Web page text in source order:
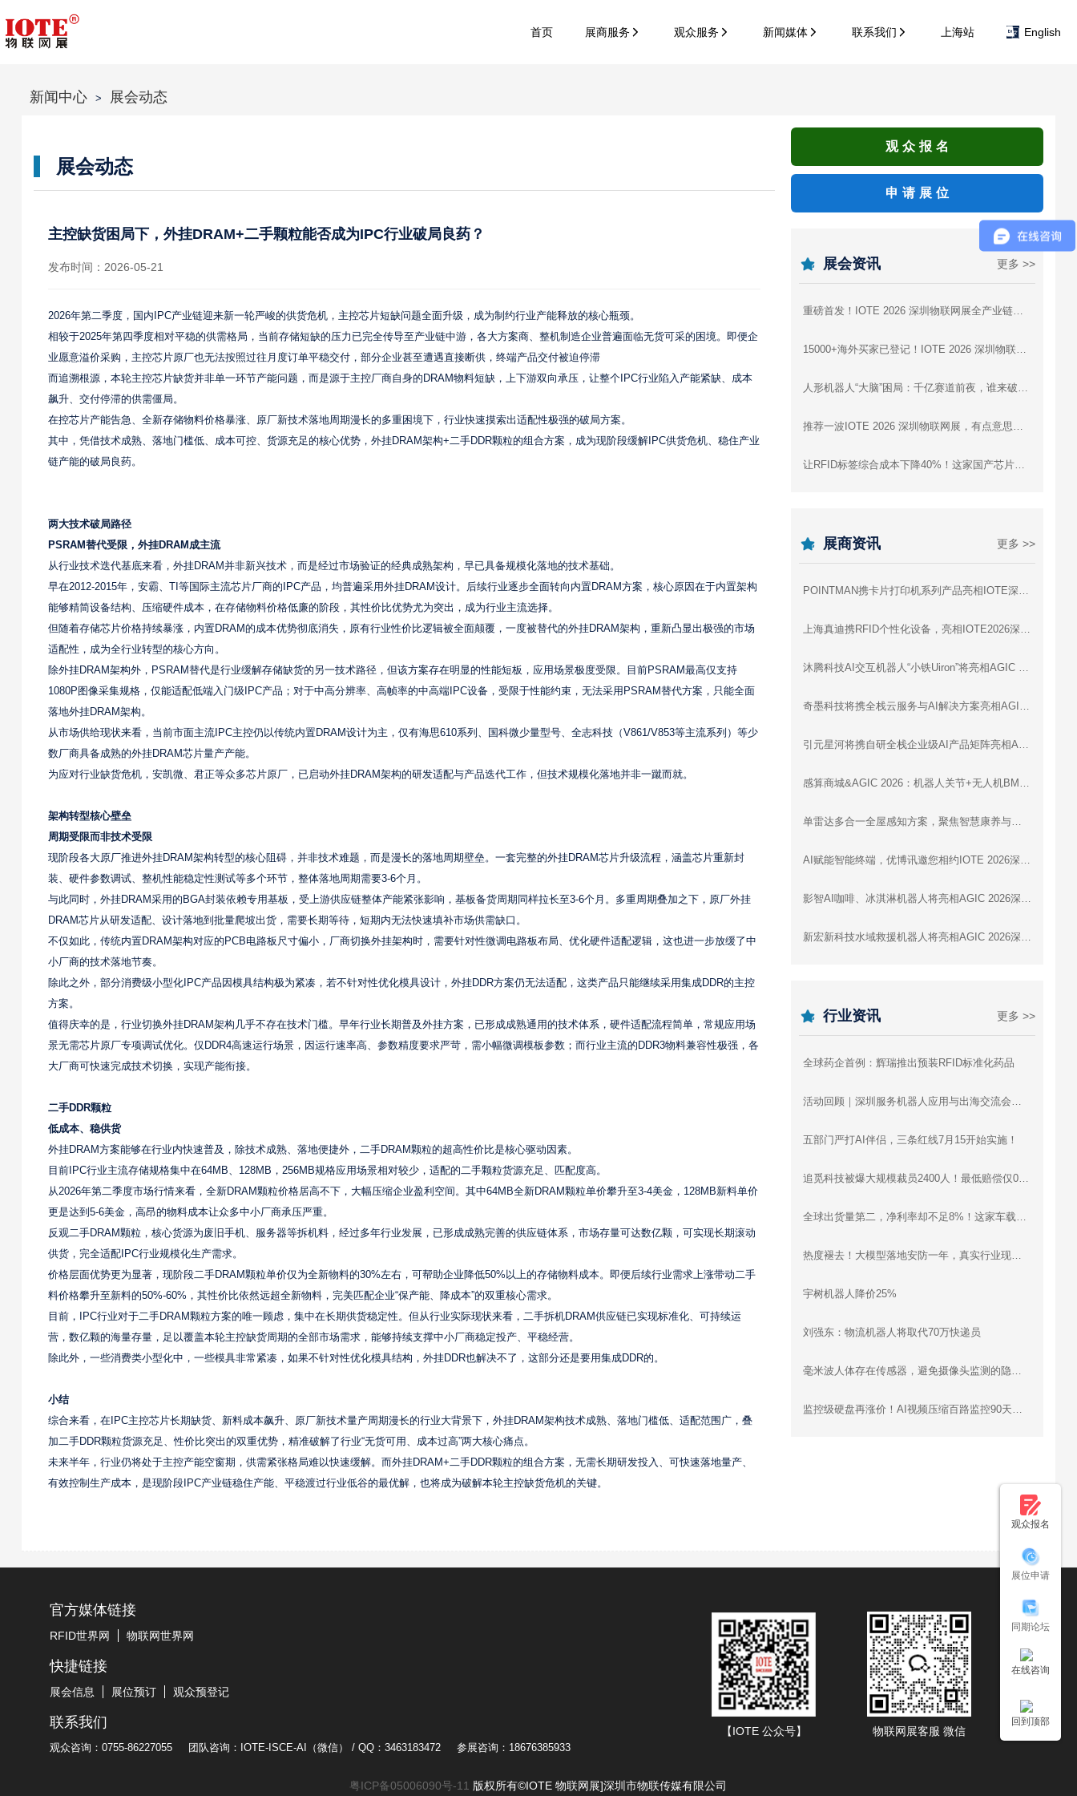
首页 展商服务 观众服务 新闻媒体 联系我们 上海站 English
新闻中心 > 展会动态
展会动态
主控缺货困局下，外挂DRAM+二手颗粒能否成为IPC行业破局良药？
发布时间：2026-05-21
2026年第二季度，国内IPC产业链迎来新一轮严峻的供货危机，主控芯片短缺问题全面升级，成为制约行业产能释放的核心瓶颈。
相较于2025年第四季度相对平稳的供需格局，当前存储短缺的压力已完全传导至产业链中游，各大方案商、整机制造企业普遍面临无货可采的困境。即便企
业愿意溢价采购，主控芯片原厂也无法按照过往月度订单平稳交付，部分企业甚至遭遇直接断供，终端产品交付被迫停滞
而追溯根源，本轮主控芯片缺货并非单一环节产能问题，而是源于主控厂商自身的DRAM物料短缺，上下游双向承压，让整个IPC行业陷入产能紧缺、成本
飙升、交付停滞的供需僵局。
在控芯片产能告急、全新存储物料价格暴涨、原厂新技术落地周期漫长的多重困境下，行业快速摸索出适配性极强的破局方案。
其中，凭借技术成熟、落地门槛低、成本可控、货源充足的核心优势，外挂DRAM架构+二手DDR颗粒的组合方案，成为现阶段缓解IPC供货危机、稳住产业
链产能的破局良药。
两大技术破局路径
PSRAM替代受限，外挂DRAM成主流
从行业技术迭代基底来看，外挂DRAM并非新兴技术，而是经过市场验证的经典成熟架构，早已具备规模化落地的技术基础。
早在2012-2015年，安霸、TI等国际主流芯片厂商的IPC产品，均普遍采用外挂DRAM设计。后续行业逐步全面转向内置DRAM方案，核心原因在于内置架构
能够精简设备结构、压缩硬件成本，在存储物料价格低廉的阶段，其性价比优势尤为突出，成为行业主流选择。
但随着存储芯片价格持续暴涨，内置DRAM的成本优势彻底消失，原有行业性价比逻辑被全面颠覆，一度被替代的外挂DRAM架构，重新凸显出极强的市场
适配性，成为全行业转型的核心方向。
除外挂DRAM架构外，PSRAM替代是行业缓解存储缺货的另一技术路径，但该方案存在明显的性能短板，应用场景极度受限。目前PSRAM最高仅支持
1080P图像采集规格，仅能适配低端入门级IPC产品；对于中高分辨率、高帧率的中高端IPC设备，受限于性能约束，无法采用PSRAM替代方案，只能全面
落地外挂DRAM架构。
从市场供给现状来看，当前市面主流IPC主控仍以传统内置DRAM设计为主，仅有海思610系列、国科微少量型号、全志科技（V861/V853等主流系列）等少
数厂商具备成熟的外挂DRAM芯片量产产能。
为应对行业缺货危机，安凯微、君正等众多芯片原厂，已启动外挂DRAM架构的研发适配与产品迭代工作，但技术规模化落地并非一蹴而就。
架构转型核心壁垒
周期受限而非技术受限
现阶段各大原厂推进外挂DRAM架构转型的核心阻碍，并非技术难题，而是漫长的落地周期壁垒。一套完整的外挂DRAM芯片升级流程，涵盖芯片重新封
装、硬件参数调试、整机性能稳定性测试等多个环节，整体落地周期需要3-6个月。
与此同时，外挂DRAM采用的BGA封装依赖专用基板，受上游供应链整体产能紧张影响，基板备货周期同样拉长至3-6个月。多重周期叠加之下，原厂外挂
DRAM芯片从研发适配、设计落地到批量爬坡出货，需要长期等待，短期内无法快速填补市场供需缺口。
不仅如此，传统内置DRAM架构对应的PCB电路板尺寸偏小，厂商切换外挂架构时，需要针对性微调电路板布局、优化硬件适配逻辑，这也进一步放缓了中
小厂商的技术落地节奏。
除此之外，部分消费级小型化IPC产品因模具结构极为紧凑，若不针对性优化模具设计，外挂DDR方案仍无法适配，这类产品只能继续采用集成DDR的主控
方案。
值得庆幸的是，行业切换外挂DRAM架构几乎不存在技术门槛。早年行业长期普及外挂方案，已形成成熟通用的技术体系，硬件适配流程简单，常规应用场
景无需芯片原厂专项调试优化。仅DDR4高速运行场景，因运行速率高、参数精度要求严苛，需小幅微调模板参数；而行业主流的DDR3物料兼容性极强，各
大厂商可快速完成技术切换，实现产能衔接。
二手DDR颗粒
低成本、稳供货
外挂DRAM方案能够在行业内快速普及，除技术成熟、落地便捷外，二手DRAM颗粒的超高性价比是核心驱动因素。
目前IPC行业主流存储规格集中在64MB、128MB，256MB规格应用场景相对较少，适配的二手颗粒货源充足、匹配度高。
从2026年第二季度市场行情来看，全新DRAM颗粒价格居高不下，大幅压缩企业盈利空间。其中64MB全新DRAM颗粒单价攀升至3-4美金，128MB新料单价
更是达到5-6美金，高昂的物料成本让众多中小厂商承压严重。
反观二手DRAM颗粒，核心货源为废旧手机、服务器等拆机料，经过多年行业发展，已形成成熟完善的供应链体系，市场存量可达数亿颗，可实现长期滚动
供货，完全适配IPC行业规模化生产需求。
价格层面优势更为显著，现阶段二手DRAM颗粒单价仅为全新物料的30%左右，可帮助企业降低50%以上的存储物料成本。即便后续行业需求上涨带动二手
料价格攀升至新料的50%-60%，其性价比依然远超全新物料，完美匹配企业“保产能、降成本”的双重核心需求。
目前，IPC行业对于二手DRAM颗粒方案的唯一顾虑，集中在长期供货稳定性。但从行业实际现状来看，二手拆机DRAM供应链已实现标准化、可持续运
营，数亿颗的海量存量，足以覆盖本轮主控缺货周期的全部市场需求，能够持续支撑中小厂商稳定投产、平稳经营。
除此外，一些消费类小型化中，一些模具非常紧凑，如果不针对性优化模具结构，外挂DDR也解决不了，这部分还是要用集成DDR的。
小结
综合来看，在IPC主控芯片长期缺货、新料成本飙升、原厂新技术量产周期漫长的行业大背景下，外挂DRAM架构技术成熟、落地门槛低、适配范围广，叠
加二手DDR颗粒货源充足、性价比突出的双重优势，精准破解了行业“无货可用、成本过高”两大核心痛点。
未来半年，行业仍将处于主控产能空窗期，供需紧张格局难以快速缓解。而外挂DRAM+二手DDR颗粒的组合方案，无需长期研发投入、可快速落地量产、
有效控制生产成本，是现阶段IPC产业链稳住产能、平稳渡过行业低谷的最优解，也将成为破解本轮主控缺货危机的关键。
观众报名
申请展位
展会资讯 更多 >>
重磅首发！IOTE 2026 深圳物联网展全产业链参展商图谱，逛展找厂商一站式攻略
15000+海外买家已登记！IOTE 2026 深圳物联网展，AI硬件出海为什么非来不可？
人形机器人“大脑”困局：千亿赛道前夜，谁来破局？
推荐一波IOTE 2026 深圳物联网展，有点意思的高精尖+趣味黑科技展品！
让RFID标签综合成本下降40%！这家国产芯片公司是怎么做到的
展商资讯 更多 >>
POINTMAN携卡片打印机系列产品亮相IOTE深圳物联网展，与您相约8月展会9号馆9D91交流
上海真迪携RFID个性化设备，亮相IOTE2026深圳物联网展 - 与您相约8月展会9号馆9D64交流
沐腾科技AI交互机器人“小铁Uiron”将亮相AGIC 2026深圳通用人工智能展
奇墨科技将携全栈云服务与AI解决方案亮相AGIC 2026深圳通用人工智能展
引元星河将携自研全栈企业级AI产品矩阵亮相AGIC 2026深圳通用人工智能展
感算商城&AGIC 2026：机器人关节+无人机BMS+灵巧手，一站式驱动智能未来
单雷达多合一全屋感知方案，聚焦智慧康养与全屋智能 | 云帆瑞达即将亮相IOTE 2026深圳展
AI赋能智能终端，优博讯邀您相约IOTE 2026深圳国际物联网展
影智AI咖啡、冰淇淋机器人将亮相AGIC 2026深圳通用人工智能展，展示数字劳动力新形态
新宏新科技水域救援机器人将亮相AGIC 2026深圳通用人工智能展
行业资讯 更多 >>
全球药企首例：辉瑞推出预装RFID标准化药品
活动回顾｜深圳服务机器人应用与出海交流会圆满落幕：梯控、清洁、配送、烹饪、工业机器人同台分享，合规、渠道、场景干货全覆盖
五部门严打AI伴侣，三条红线7月15开始实施！
追觅科技被爆大规模裁员2400人！最低赔偿仅0.5月工资
全球出货量第二，净利率却不足8%！这家车载智慧影像设备企业递表港交所
热度褪去！大模型落地安防一年，真实行业现状远超想象
宇树机器人降价25%
刘强东：物流机器人将取代70万快递员
毫米波人体存在传感器，避免摄像头监测的隐私问题
监控级硬盘再涨价！AI视频压缩百路监控90天存储立省30万
官方媒体链接
RFID世界网 物联网世界网
快捷链接
展会信息 展位预订 观众预登记
联系我们
观众咨询：0755-86227055 团队咨询：IOTE-ISCE-AI（微信） / QQ：3463183472 参展咨询：18676385933
【IOTE 公众号】 物联网展客服 微信
粤ICP备05006090号-11 版权所有©IOTE 物联网展]深圳市物联传媒有限公司
观众报名
展位申请
同期论坛
在线咨询
回到顶部